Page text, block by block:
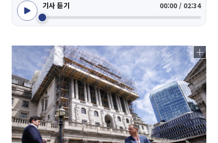
기사 듣기 00:00 / 02:34